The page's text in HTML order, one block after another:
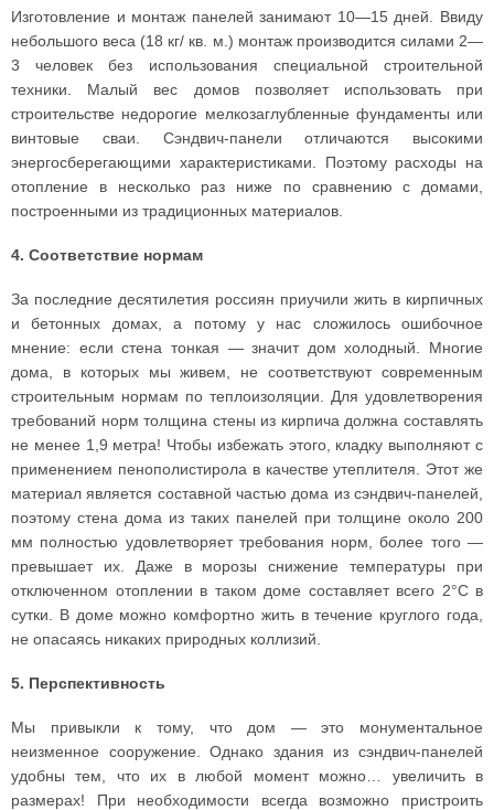
Изготовление и монтаж панелей занимают 10—15 дней. Ввиду
небольшого веса (18 кг/ кв. м.) монтаж производится силами 2—
3 человек без использования специальной строительной
техники. Малый вес домов позволяет использовать при
строительстве недорогие мелкозаглубленные фундаменты или
винтовые сваи. Сэндвич-панели отличаются высокими
энергосберегающими характеристиками. Поэтому расходы на
отопление в несколько раз ниже по сравнению с домами,
построенными из традиционных материалов.
4. Соответствие нормам
За последние десятилетия россиян приучили жить в кирпичных
и бетонных домах, а потому у нас сложилось ошибочное
мнение: если стена тонкая — значит дом холодный. Многие
дома, в которых мы живем, не соответствуют современным
строительным нормам по теплоизоляции. Для удовлетворения
требований норм толщина стены из кирпича должна составлять
не менее 1,9 метра! Чтобы избежать этого, кладку выполняют с
применением пенополистирола в качестве утеплителя. Этот же
материал является составной частью дома из сэндвич-панелей,
поэтому стена дома из таких панелей при толщине около 200
мм полностью удовлетворяет требования норм, более того —
превышает их. Даже в морозы снижение температуры при
отключенном отоплении в таком доме составляет всего 2°С в
сутки. В доме можно комфортно жить в течение круглого года,
не опасаясь никаких природных коллизий.
5. Перспективность
Мы привыкли к тому, что дом — это монументальное
неизменное сооружение. Однако здания из сэндвич-панелей
удобны тем, что их в любой момент можно… увеличить в
размерах! При необходимости всегда возможно пристроить